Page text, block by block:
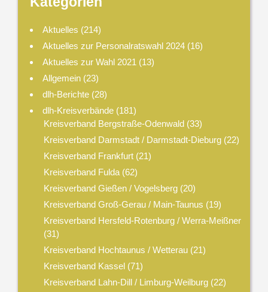
Aktuelles (214)
Aktuelles zur Personalratswahl 2024 (16)
Aktuelles zur Wahl 2021 (13)
Allgemein (23)
dlh-Berichte (28)
dlh-Kreisverbände (181)
Kreisverband Bergstraße-Odenwald(33)
Kreisverband Darmstadt / Darmstadt-Dieburg(22)
Kreisverband Frankfurt(21)
Kreisverband Fulda(62)
Kreisverband Gießen / Vogelsberg(20)
Kreisverband Groß-Gerau / Main-Taunus (19)
Kreisverband Hersfeld-Rotenburg / Werra-Meißner
(31)
Kreisverband Hochtaunus / Wetterau(21)
Kreisverband Kassel(71)
Kreisverband Lahn-Dill / Limburg-Weilburg(22)